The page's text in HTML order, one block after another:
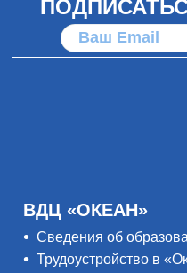
ВДЦ «ОКЕАН»
Сведения об
Трудоустройство в